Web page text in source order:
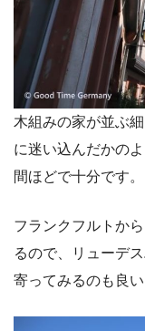
木組みの家が並ぶ
に迷い込んだかの
間ほどで十分です。
フランクフルトか
るので、リューデ
寄ってみるのも良い